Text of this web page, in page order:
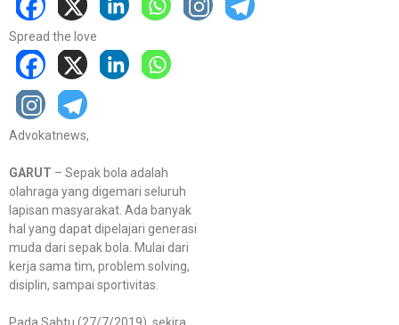
Spread the love
Advokatnews,
GARUT – Sepak bola adalah
olahraga yang digemari seluruh
lapisan masyarakat. Ada banyak
hal yang dapat dipelajari generasi
muda dari sepak bola. Mulai dari
kerja sama tim, problem solving,
disiplin, sampai sportivitas.
Pada Sabtu (27/7/2019), sekira